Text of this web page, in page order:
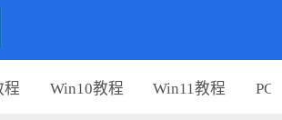
程 Win10教程 Win11教程 PC